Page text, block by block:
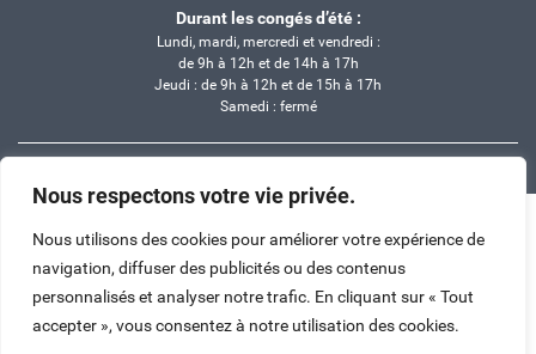
Nous respectons votre vie privée.
Nous utilisons des cookies pour améliorer votre expérience de
navigation, diffuser des publicités ou des contenus
personnalisés et analyser notre trafic. En cliquant sur « Tout
accepter », vous consentez à notre utilisation des cookies.
Durant les congés d’été :
Lundi, mardi, mercredi et vendredi :
de 9h à 12h et de 14h à 17h
Jeudi : de 9h à 12h et de 15h à 17h
Samedi : fermé
Haut de page